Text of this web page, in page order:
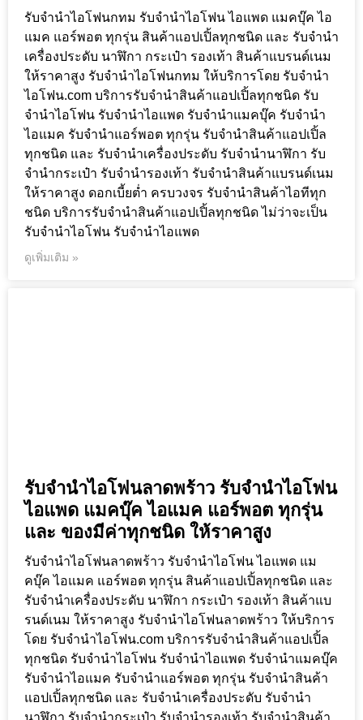
รับจำนำไอโฟนกทม รับจำนำไอโฟน ไอแพด แมคบุ๊ค ไอ
แมค แอร์พอต ทุกรุ่น สินค้าแอปเปิ้ลทุกชนิด และ รับจำนำ
เครื่องประดับ นาฬิกา กระเป๋า รองเท้า สินค้าแบรนด์เนม
ให้ราคาสูง รับจำนำไอโฟนกทม ให้บริการโดย รับจํานํา
ไอโฟน.com บริการรับจำนำสินค้าแอปเปิ้ลทุกชนิด รับ
จำนำไอโฟน รับจำนำไอแพด รับจำนำแมคบุ๊ค รับจำนำ
ไอแมค รับจำนำแอร์พอต ทุกรุ่น รับจำนำสินค้าแอปเปิ้ล
ทุกชนิด และ รับจำนำเครื่องประดับ รับจำนำนาฬิกา รับ
จำนำกระเป๋า รับจำนำรองเท้า รับจำนำสินค้าแบรนด์เนม
ให้ราคาสูง ดอกเบี้ยต่ำ ครบวงจร รับจำนำสินค้าไอทีทุก
ชนิด บริการรับจำนำสินค้าแอปเปิ้ลทุกชนิด ไม่ว่าจะเป็น
รับจำนำไอโฟน รับจำนำไอแพด
ดูเพิ่มเติม »
รับจำนำไอโฟนลาดพร้าว รับจำนำไอโฟน
ไอแพด แมคบุ๊ค ไอแมค แอร์พอต ทุกรุ่น
และ ของมีค่าทุกชนิด ให้ราคาสูง
รับจำนำไอโฟนลาดพร้าว รับจำนำไอโฟน ไอแพด แม
คบุ๊ค ไอแมค แอร์พอต ทุกรุ่น สินค้าแอปเปิ้ลทุกชนิด และ
รับจำนำเครื่องประดับ นาฬิกา กระเป๋า รองเท้า สินค้าแบ
รนด์เนม ให้ราคาสูง รับจำนำไอโฟนลาดพร้าว ให้บริการ
โดย รับจํานําไอโฟน.com บริการรับจำนำสินค้าแอปเปิ้ล
ทุกชนิด รับจำนำไอโฟน รับจำนำไอแพด รับจำนำแมคบุ๊ค
รับจำนำไอแมค รับจำนำแอร์พอต ทุกรุ่น รับจำนำสินค้า
แอปเปิ้ลทุกชนิด และ รับจำนำเครื่องประดับ รับจำนำ
นาฬิกา รับจำนำกระเป๋า รับจำนำรองเท้า รับจำนำสินค้า